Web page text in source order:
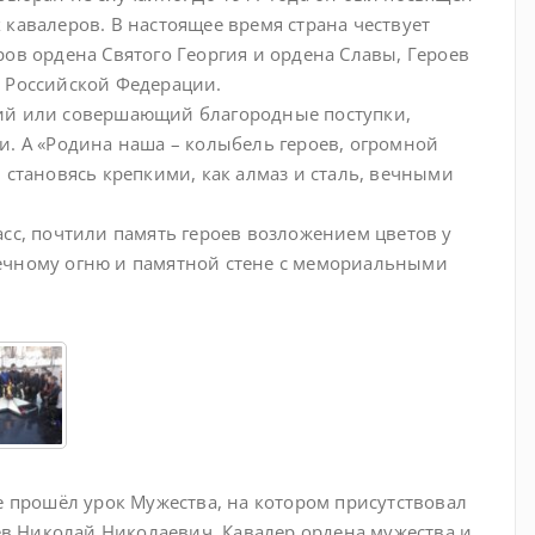
В настоящее время страна чествует
ордена Святого Георгия и ордена Славы, Героев
Российской Федерации.
или совершающий благородные поступки,
А «Родина наша – колыбель героев, огромной
крепкими, как алмаз и сталь, вечными
почтили память героев возложением цветов у
огню и памятной стене с мемориальными
прошёл урок Мужества, на котором присутствовал